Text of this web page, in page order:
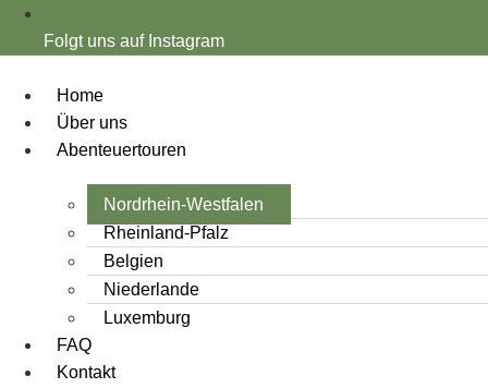
Folgt uns auf Instagram
Home
Über uns
Abenteuertouren
Nordrhein-Westfalen
Rheinland-Pfalz
Belgien
Niederlande
Luxemburg
FAQ
Kontakt